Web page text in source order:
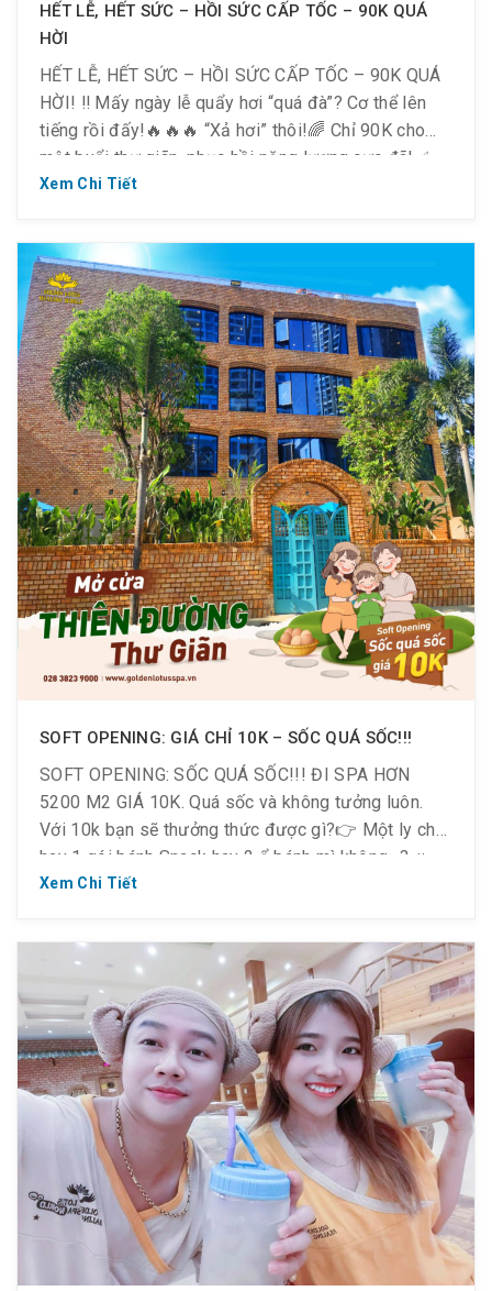
HẾT LỄ, HẾT SỨC – HỒI SỨC CẤP TỐC – 90K QUÁ
HỜI
HẾT LỄ, HẾT SỨC – HỒI SỨC CẤP TỐC – 90K QUÁ
HỜI! ‼ Mấy ngày lễ quẩy hơi “quá đà”? Cơ thể lên
tiếng rồi đấy!🔥🔥🔥 “Xả hơi” thôi!🌈 Chỉ 90K cho
một buổi thư giãn, phục hồi năng lượng cực đã!✅
Giảm đau mỏi✅ Thư giãn toàn thân✅ Tái tạo năng
Xem Chi Tiết
SOFT OPENING: GIÁ CHỈ 10K – SỐC QUÁ SỐC!!!
SOFT OPENING: SỐC QUÁ SỐC!!! ĐI SPA HƠN
5200 M2 GIÁ 10K. Quá sốc và không tưởng luôn.
Với 10k bạn sẽ thưởng thức được gì?👉 Một ly chè
hay 1 gói bánh Snack hay 2 ổ bánh mì không…?📣
NHƯNG ngay tại Golden Lotus Healing World Quận
Xem Chi Tiết